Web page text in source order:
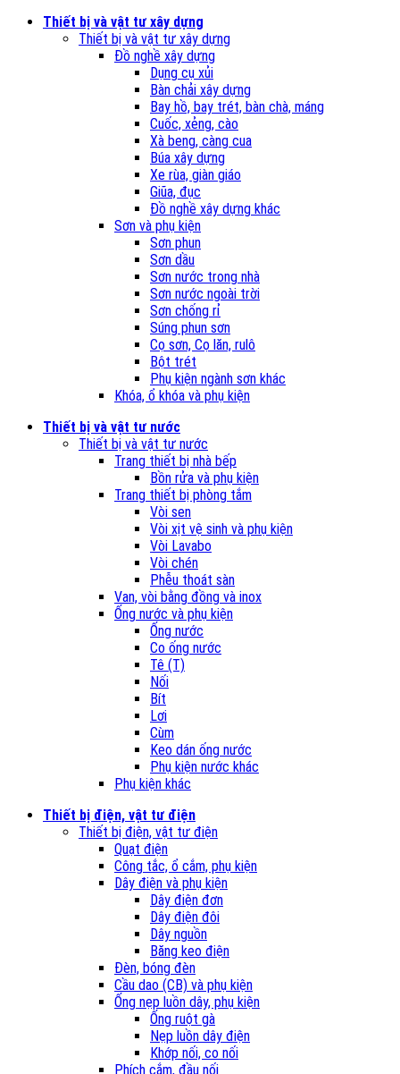
Thiết bị và vật tư xây dựng
Thiết bị và vật tư xây dựng
Đồ nghề xây dựng
Dụng cụ xủi
Bàn chải xây dựng
Bay hồ, bay trét, bàn chà, máng
Cuốc, xẻng, cào
Xà beng, càng cua
Búa xây dựng
Xe rùa, giàn giáo
Giũa, đục
Đồ nghề xây dựng khác
Sơn và phụ kiện
Sơn phun
Sơn dầu
Sơn nước trong nhà
Sơn nước ngoài trời
Sơn chống rỉ
Súng phun sơn
Cọ sơn, Cọ lăn, rulô
Bột trét
Phụ kiện ngành sơn khác
Khóa, ổ khóa và phụ kiện
Thiết bị và vật tư nước
Thiết bị và vật tư nước
Trang thiết bị nhà bếp
Bồn rửa và phụ kiện
Trang thiết bị phòng tắm
Vòi sen
Vòi xịt vệ sinh và phụ kiện
Vòi Lavabo
Vòi chén
Phễu thoát sàn
Van, vòi bằng đồng và inox
Ống nước và phụ kiện
Ống nước
Co ống nước
Tê (T)
Nối
Bít
Lơi
Cùm
Keo dán ống nước
Phụ kiện nước khác
Phụ kiện khác
Thiết bị điện, vật tư điện
Thiết bị điện, vật tư điện
Quạt điện
Công tắc, ổ cắm, phụ kiện
Dây điện và phụ kiện
Dây điện đơn
Dây điện đôi
Dây nguồn
Băng keo điện
Đèn, bóng đèn
Cầu dao (CB) và phụ kiện
Ống nẹp luồn dây, phụ kiện
Ống ruột gà
Nẹp luồn dây điện
Khớp nối, co nối
Phích cắm, đầu nối